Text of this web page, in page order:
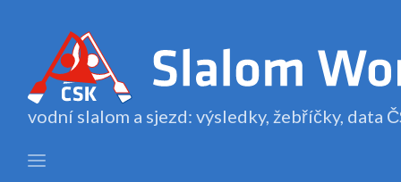
vodní slalom a sjezd: výsledky, žebříčky, data